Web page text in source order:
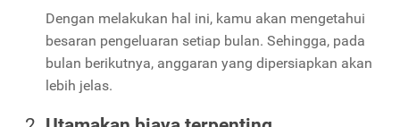
Dengan melakukan hal ini, kamu akan mengetahui
besaran pengeluaran setiap bulan. Sehingga, pada
bulan berikutnya, anggaran yang dipersiapkan akan
lebih jelas.